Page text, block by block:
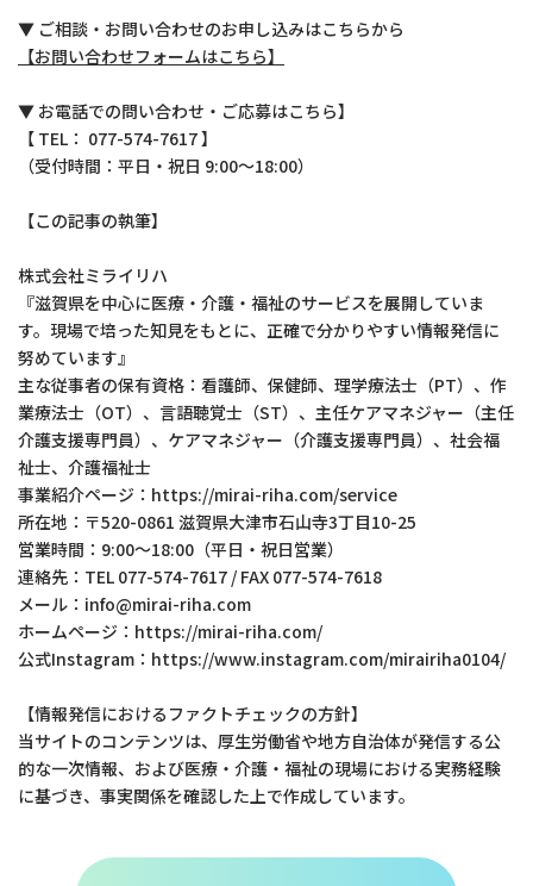
▼ ご相談・お問い合わせのお申し込みはこちらから
【お問い合わせフォームはこちら】
▼ お電話での問い合わせ・ご応募はこちら】
【 TEL： 077-574-7617 】
（受付時間：平日・祝日 9:00〜18:00）
【この記事の執筆】
株式会社ミライリハ
『滋賀県を中心に医療・介護・福祉のサービスを展開していま
す。現場で培った知見をもとに、正確で分かりやすい情報発信に
努めています』
主な従事者の保有資格：看護師、保健師、理学療法士（PT）、作
業療法士（OT）、言語聴覚士（ST）、主任ケアマネジャー（主任
介護支援専門員）、ケアマネジャー（介護支援専門員）、社会福
祉士、介護福祉士
事業紹介ページ：https://mirai-riha.com/service
所在地：〒520-0861 滋賀県大津市石山寺3丁目10-25
営業時間：9:00～18:00（平日・祝日営業）
連絡先：TEL 077-574-7617 / FAX 077-574-7618
メール：info@mirai-riha.com
ホームページ：https://mirai-riha.com/
公式Instagram：https://www.instagram.com/mirairiha0104/
【情報発信におけるファクトチェックの方針】
当サイトのコンテンツは、厚生労働省や地方自治体が発信する公
的な一次情報、および医療・介護・福祉の現場における実務経験
に基づき、事実関係を確認した上で作成しています。